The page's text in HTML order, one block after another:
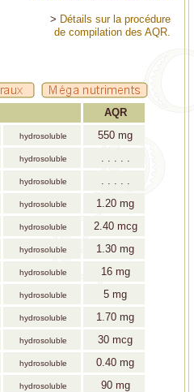
> Détails sur la procédure
de compilation des AQR.
AQR
hydrosoluble 550 mg
hydrosoluble
. . . . .
hydrosoluble
. . . . .
hydrosoluble 1.20 mg
hydrosoluble 2.40 mcg
hydrosoluble 1.30 mg
hydrosoluble 16 mg
hydrosoluble 5 mg
hydrosoluble 1.70 mg
hydrosoluble 30 mcg
hydrosoluble 0.40 mg
hydrosoluble 90 mg